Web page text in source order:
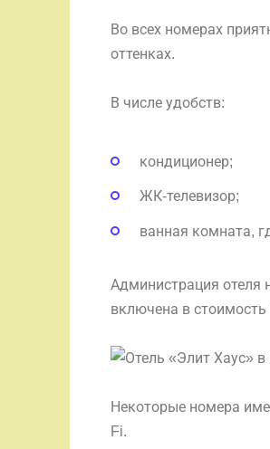
Во всех номерах
оттенках.
В числе удобств:
кондиционер;
ЖК-телевизор;
ванная комната,
Администрация отеля
включена в
Некоторые номера
Fi.